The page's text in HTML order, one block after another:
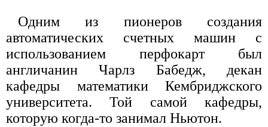
Одним из пионеров создания
автоматических счетных машин с
использованием перфокарт был
англичанин Чарлз Бабедж, декан
кафедры математики Кембриджского
университета. Той самой кафедры,
которую когда-то занимал Ньютон.